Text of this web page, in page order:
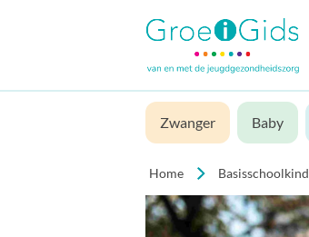
Zwanger Baby
Home Basisschoolkind